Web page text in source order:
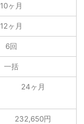
10ヶ月
12ヶ月
6回
一括
24ヶ月
232,650円